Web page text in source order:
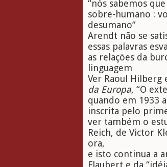
“nós sabemos
sobre-humano :
desumano”
Arendt não se
essas palavras
as relações da
linguagem
Ver Raoul Hilberg
da Europa, “O
quando em 1933
inscrita pelo
ver também o
Reich, de Victor
ora,
e isto continua a